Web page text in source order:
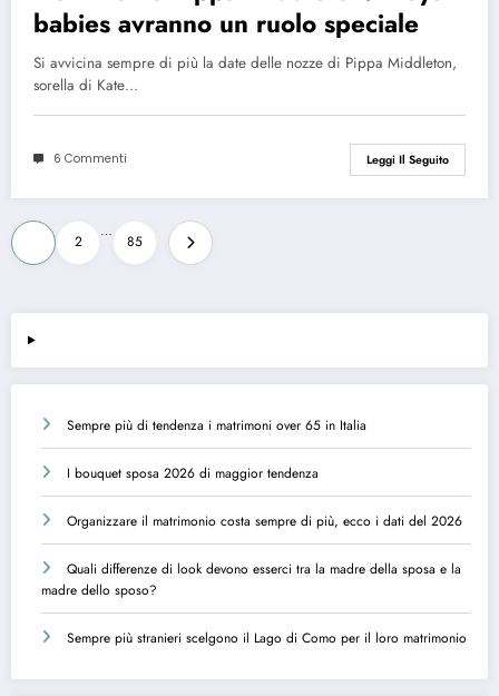
babies avranno un ruolo speciale
Si avvicina sempre di più la date delle nozze di Pippa Middleton,
sorella di Kate…
6 Commenti Leggi Il Seguito
Paginazione
degli
articoli
2
…
85
Sempre più di tendenza i matrimoni over 65 in Italia
I bouquet sposa 2026 di maggior tendenza
Organizzare il matrimonio costa sempre di più, ecco i dati del 2026
Quali differenze di look devono esserci tra la madre della sposa e la
madre dello sposo?
Sempre più stranieri scelgono il Lago di Como per il loro matrimonio